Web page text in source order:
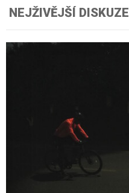
NEJŽIVĚJŠÍ DISKUZE